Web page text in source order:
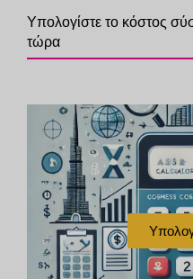
Υπολογίστε το κόστος
τώρα